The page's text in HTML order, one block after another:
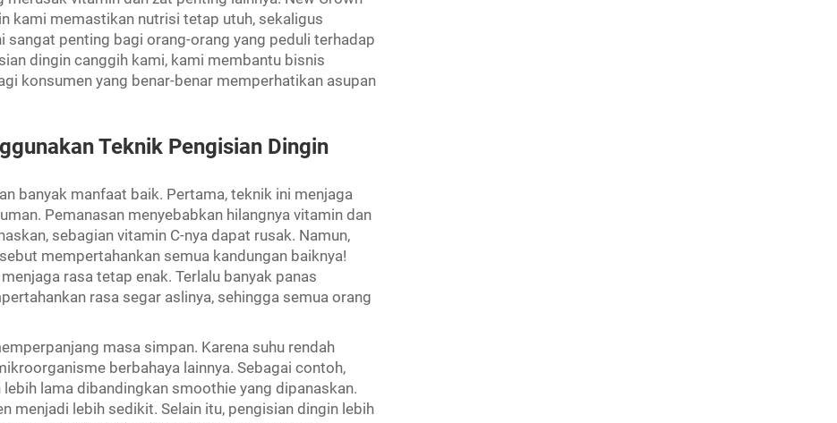
kami memastikan nutrisi tetap utuh, sekaligus
sangat penting bagi orang-orang yang peduli terhadap
dingin canggih kami, kami membantu bisnis
konsumen yang benar-benar memperhatikan asupan
Teknik Pengisian Dingin
banyak manfaat baik. Pertama, teknik ini menjaga
Pemanasan menyebabkan hilangnya vitamin dan
sebagian vitamin C-nya dapat rusak. Namun,
mempertahankan semua kandungan baiknya!
rasa tetap enak. Terlalu banyak panas
rasa segar aslinya, sehingga semua orang
masa simpan. Karena suhu rendah
berbahaya lainnya. Sebagai contoh,
lama dibandingkan smoothie yang dipanaskan.
menjadi lebih sedikit. Selain itu, pengisian dingin lebih